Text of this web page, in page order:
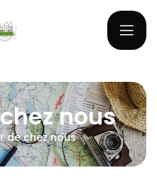
nous
de chez nous